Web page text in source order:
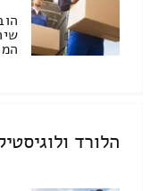
הלורד